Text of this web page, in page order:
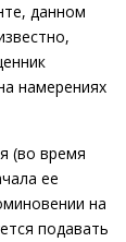
данном
намерениях
(во время
ее
на
подавать